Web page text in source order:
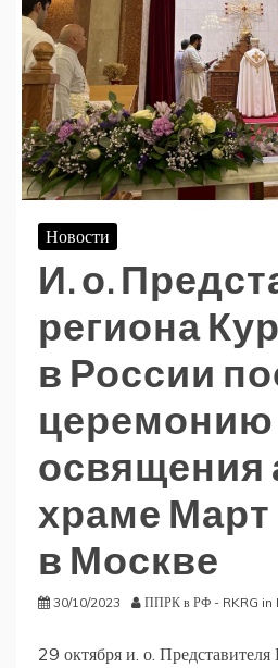
Новости
И. о.
региона
в России
церемонию
освящения
храме
в Москве
30/10/2023 ППРК в РФ - RKRG in
29 октября и. о. Представителя